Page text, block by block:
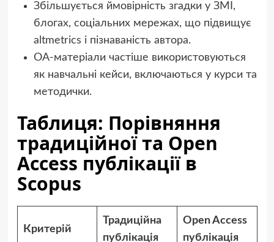
Збільшується ймовірність згадки у ЗМІ,
блогах, соціальних мережах, що підвищує
altmetrics і пізнаваність автора.
OA-матеріали частіше використовуються
як навчальні кейси, включаються у курси та
методички.
Таблиця: Порівняння
традиційної та Open
Access публікації в
Scopus
Критерій
Традиційна
публікація
Open Access
публікація